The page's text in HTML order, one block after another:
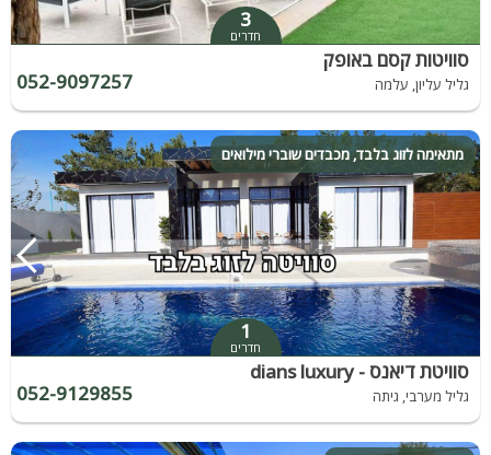
3
חדרים
סוויטות קסם באופק
גליל עליון, עלמה 052-9097257
מתאימה לזוג בלבד, מכבדים שוברי מילואים
1
חדרים
סוויטת דיאנס - dians luxury
גליל מערבי, גיתה 052-9129855